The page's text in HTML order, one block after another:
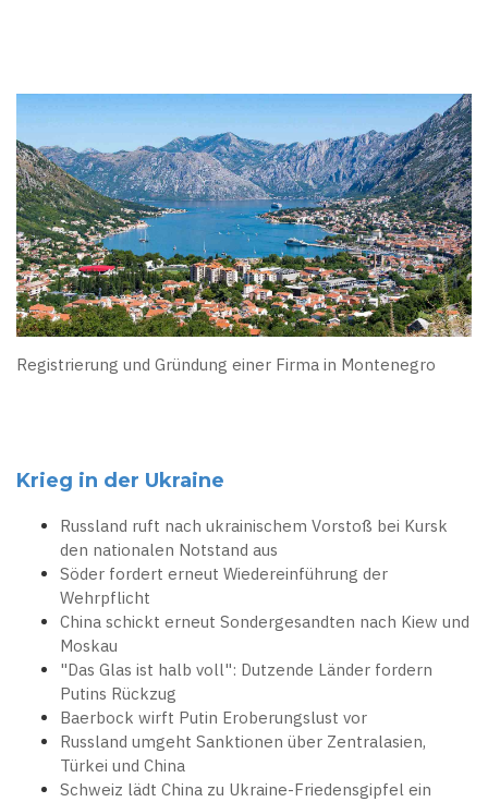
Registrierung und Gründung einer Firma in Montenegro
Krieg in der Ukraine
Russland ruft nach ukrainischem Vorstoß bei Kursk
den nationalen Notstand aus
Söder fordert erneut Wiedereinführung der
Wehrpflicht
China schickt erneut Sondergesandten nach Kiew und
Moskau
"Das Glas ist halb voll": Dutzende Länder fordern
Putins Rückzug
Baerbock wirft Putin Eroberungslust vor
Russland umgeht Sanktionen über Zentralasien,
Türkei und China
Schweiz lädt China zu Ukraine-Friedensgipfel ein